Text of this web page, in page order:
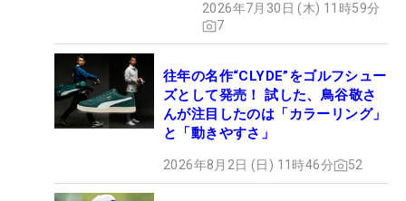
2026年7月30日 (木) 11時59分
7
往年の名作“CLYDE”をゴルフシュー
ズとして発売！ 試した、鳥谷敬さ
んが注目したのは「カラーリング」
と「動きやすさ」
2026年8月2日 (日) 11時46分 52